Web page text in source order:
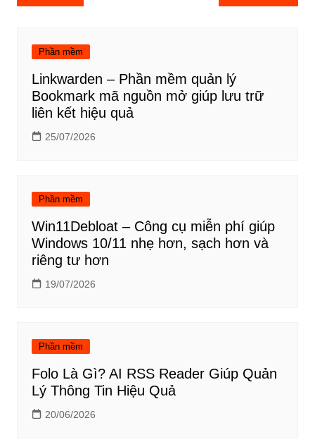
hướng
viếtPhần mềm
Linkwarden – Phần mềm quản lý
Bookmark mã nguồn mở giúp lưu trữ
liên kết hiệu quả
25/07/2026
Phần mềm
Win11Debloat – Công cụ miễn phí giúp
Windows 10/11 nhẹ hơn, sạch hơn và
riêng tư hơn
19/07/2026
Phần mềm
Folo Là Gì? AI RSS Reader Giúp Quản
Lý Thông Tin Hiệu Quả
20/06/2026